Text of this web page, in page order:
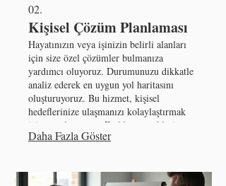
02.
Kişisel Çözüm Planlaması
Hayatınızın veya işinizin belirli alanları
için size özel çözümler bulmanıza
yardımcı oluyoruz. Durumunuzu dikkatle
analiz ederek en uygun yol haritasını
oluşturuyoruz. Bu hizmet, kişisel
hedeflerinize ulaşmanızı kolaylaştırmak
için tasarlanmıştır. Farklı seçenekleri
değerlendirerek size en iyi sonucu
Daha Fazla Göster